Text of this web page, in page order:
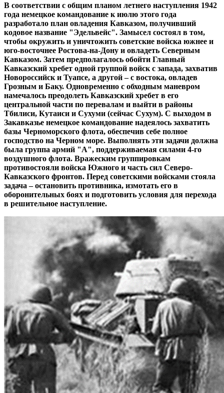
В соответствии с общим планом летнего наступления 1942
года немецкое командование к июлю этого года
разработало план овладения Кавказом, получивший
кодовое название "Эдельвейс". Замысел состоял в том,
чтобы окружить и уничтожить советские войска южнее и
юго-восточнее Ростова-на-Дону и овладеть Северным
Кавказом. Затем предполагалось обойти Главный
Кавказский хребет одной группой войск с запада, захватив
Новороссийск и Туапсе, а другой – с востока, овладев
Грозным и Баку. Одновременно с обходным маневром
намечалось преодолеть Кавказский хребет в его
центральной части по перевалам и выйти в районы
Тбилиси, Кутаиси и Сухуми (сейчас Сухум). С выходом в
Закавказье немецкое командование надеялось захватить
базы Черноморского флота, обеспечив себе полное
господство на Черном море. Выполнять эти задачи должна
была группа армий "А", поддерживаемая силами 4-го
воздушного флота. Вражеским группировкам
противостояли войска Южного и часть сил Северо-
Кавказского фронтов. Перед советскими войсками стояла
задача – остановить противника, измотать его в
оборонительных боях и подготовить условия для перехода
в решительное наступление.